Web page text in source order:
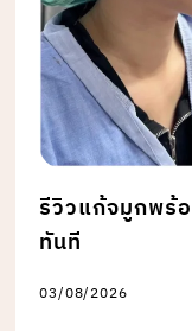
รีวิวแก้จมูกพร้
ทันที
03/08/2026